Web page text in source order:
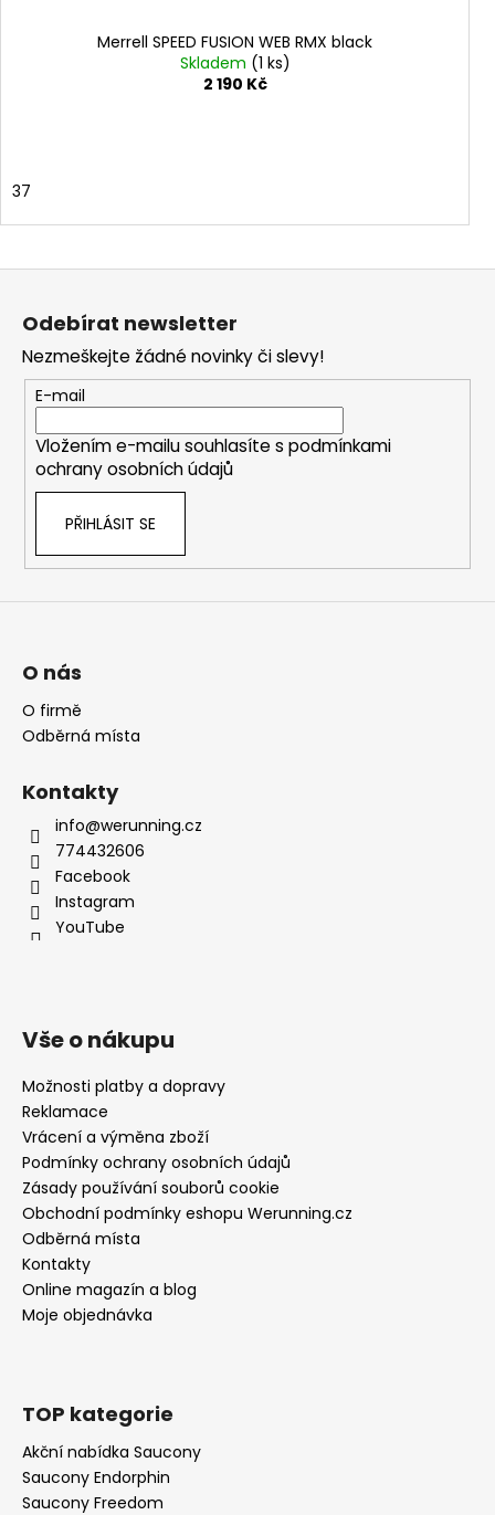
Merrell SPEED FUSION WEB RMX black
Skladem (1 ks)
2 190 Kč
37
Odebírat newsletter
Nezmeškejte žádné novinky či slevy!
E-mail
Vložením e-mailu souhlasíte s podmínkami
ochrany osobních údajů
PŘIHLÁSIT SE
O nás
O firmě
Odběrná místa
Kontakty
info@werunning.cz
774432606
Facebook
Instagram
YouTube
Vše o nákupu
Možnosti platby a dopravy
Reklamace
Vrácení a výměna zboží
Podmínky ochrany osobních údajů
Zásady používání souborů cookie
Obchodní podmínky eshopu Werunning.cz
Odběrná místa
Kontakty
Online magazín a blog
Moje objednávka
TOP kategorie
Akční nabídka Saucony
Saucony Endorphin
Saucony Freedom